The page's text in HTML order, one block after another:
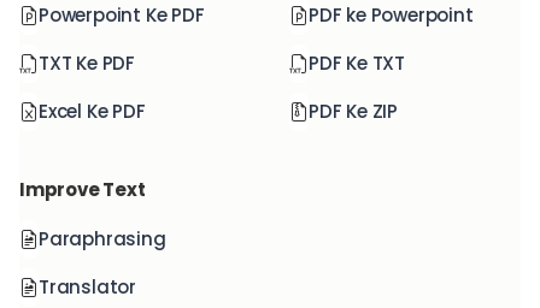
Powerpoint Ke PDF
TXT Ke PDF
Excel Ke PDF
PDF ke Powerpoint
PDF Ke TXT
PDF Ke ZIP
Improve Text
Paraphrasing
Translator